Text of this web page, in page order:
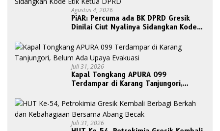
Agustus 4, 2026
PiAR: Percuma ada BK DPRD Gresik
Dinilai Ciut Nyalinya Sidangkan Kode
Juli 31, 2026
Kapal Tongkang APURA 099
Terdampar di Karang Tanjungori,
Juli 31, 2026